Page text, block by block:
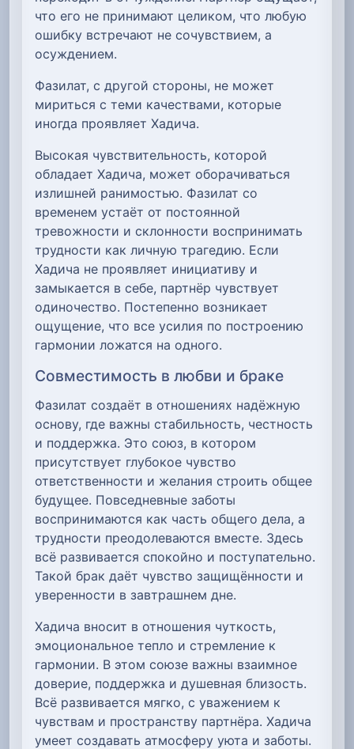
что его не принимают целиком, что любую
ошибку встречают не сочувствием, а
осуждением.
Фазилат, с другой стороны, не может
мириться с теми качествами, которые
иногда проявляет Хадича.
Высокая чувствительность, которой
обладает Хадича, может оборачиваться
излишней ранимостью. Фазилат со
временем устаёт от постоянной
тревожности и склонности воспринимать
трудности как личную трагедию. Если
Хадича не проявляет инициативу и
замыкается в себе, партнёр чувствует
одиночество. Постепенно возникает
ощущение, что все усилия по построению
гармонии ложатся на одного.
Совместимость в любви и браке
Фазилат создаёт в отношениях надёжную
основу, где важны стабильность, честность
и поддержка. Это союз, в котором
присутствует глубокое чувство
ответственности и желания строить общее
будущее. Повседневные заботы
воспринимаются как часть общего дела, а
трудности преодолеваются вместе. Здесь
всё развивается спокойно и поступательно.
Такой брак даёт чувство защищённости и
уверенности в завтрашнем дне.
Хадича вносит в отношения чуткость,
эмоциональное тепло и стремление к
гармонии. В этом союзе важны взаимное
доверие, поддержка и душевная близость.
Всё развивается мягко, с уважением к
чувствам и пространству партнёра. Хадича
умеет создавать атмосферу уюта и заботы.